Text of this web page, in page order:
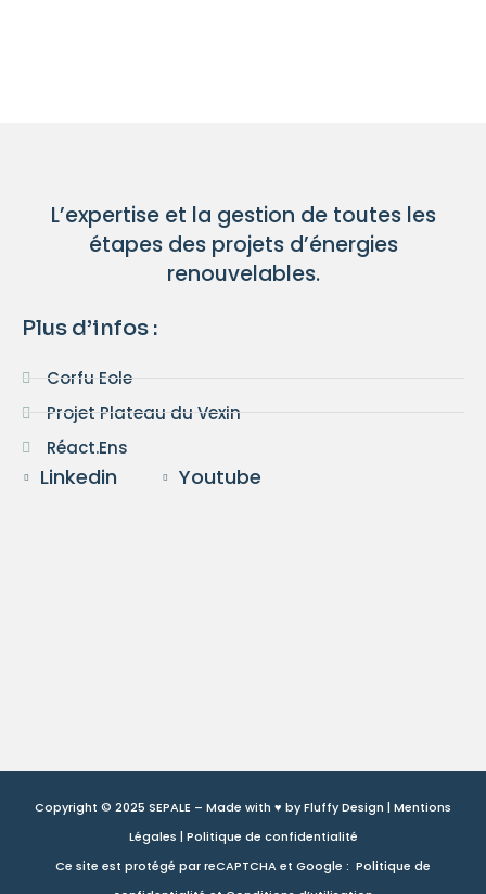
L’expertise et la gestion de toutes les
étapes des projets d’énergies
renouvelables.
Plus d’infos :
Corfu Eole
Projet Plateau du Vexin
Réact.Ens
Linkedin Youtube
Copyright © 2025 SEPALE – Made with ♥ byFluffy Design | Mentions
Légales | Politique de confidentialité
Ce site est protégé par reCAPTCHA et Google : Politique de